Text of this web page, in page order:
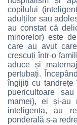
copilului
adulților sau
au constat că
minorelor) este
care au avut
crescuți într-o
aduce și
pertubați.
îngijiți cu
puericultoare
mamei), ei și-au
inteligența, au
ponderală s-a